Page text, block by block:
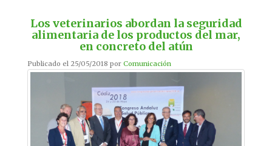
Los veterinarios abordan la seguridad
alimentaria de los productos del mar,
en concreto del atún
Publicado el 25/05/2018 por Comunicación